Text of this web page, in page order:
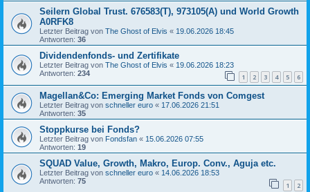
Seilern Global Trust. 676583(T), 973105(A) und World Growth
A0RFK8
Letzter Beitrag von The Ghost of Elvis « 19.06.2026 18:45
Antworten: 36
Dividendenfonds- und Zertifikate
Letzter Beitrag von The Ghost of Elvis « 19.06.2026 18:23
Antworten: 234 1 2 3 4 5 6
Magellan&Co: Emerging Market Fonds von Comgest
Letzter Beitrag von schneller euro « 17.06.2026 21:51
Antworten: 35
Stoppkurse bei Fonds?
Letzter Beitrag von Fondsfan « 15.06.2026 07:55
Antworten: 19
SQUAD Value, Growth, Makro, Europ. Conv., Aguja etc.
Letzter Beitrag von schneller euro « 14.06.2026 18:53
Antworten: 75 1 2